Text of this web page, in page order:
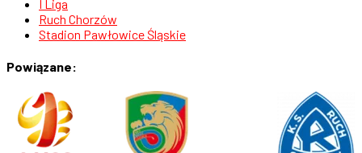
I Liga
Ruch Chorzów
Stadion Pawłowice Śląskie
Powiązane: